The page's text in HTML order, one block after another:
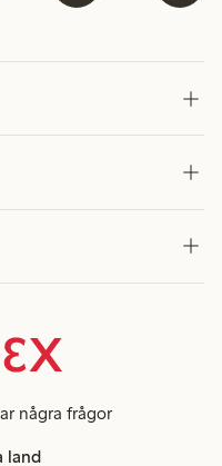
några frågor
land